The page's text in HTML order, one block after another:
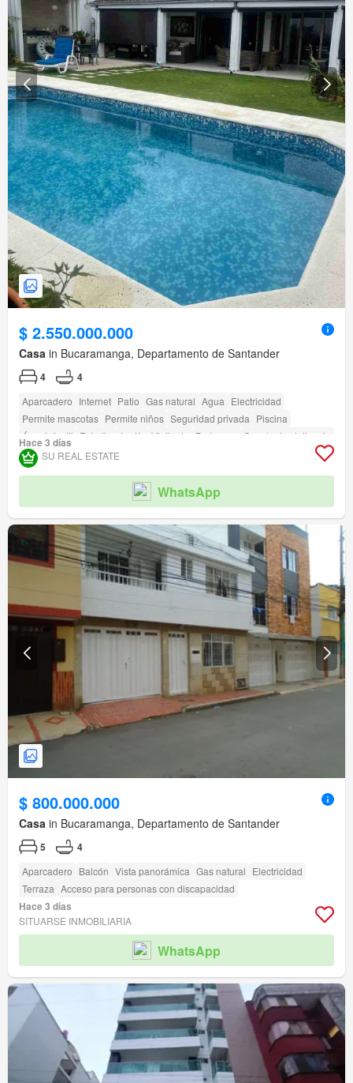
$ 2.550.000.000
Casa in Bucaramanga, Departamento de Santander
4 4
Aparcadero Internet Patio Gas natural Agua Electricidad
Permite mascotas Permite niños Seguridad privada Piscina
Área infantil Estudio Jardín Vigilante Barbecue
Caseta de vigilancia
Acceso para personas con discapacidad
Hace 3 días
SU REAL ESTATE
WhatsApp
$ 800.000.000
Casa in Bucaramanga, Departamento de Santander
5 4
Aparcadero Balcón Vista panorámica Gas natural Electricidad
Terraza Acceso para personas con discapacidad
Hace 3 días
SITUARSE INMOBILIARIA
WhatsApp